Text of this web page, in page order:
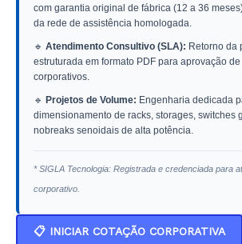
com garantia original de fábrica (12 a 36
da rede de assistência homologada.
🔹 Atendimento Consultivo (SLA): Retorno da
estruturada em formato PDF para aprovação
corporativos.
🔹 Projetos de Volume: Engenharia dedicada
dimensionamento de racks, storages, switches
nobreaks senoidais de alta potência.
* SIGLA Tecnologia: Registrada e credenciada para
corporativo.
📋 INICIAR COTAÇÃO CORPORATIVA